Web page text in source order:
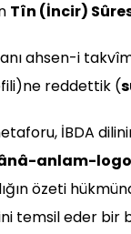
Tîn (İncir)
ahsen-i
reddettik (
İBDA
anlam-
özeti
temsil eder bir